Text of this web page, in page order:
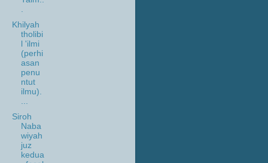
Khilyah
tholibi
l 'ilmi
(perhi
asan
penu
ntut
ilmu).
Siroh
Naba
wiyah
juz
kedua